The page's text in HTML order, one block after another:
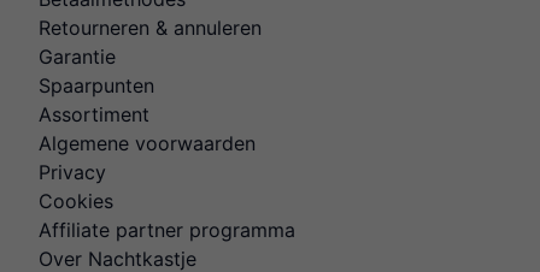
Retourneren & annuleren
Garantie
Spaarpunten
Assortiment
Algemene voorwaarden
Privacy
Cookies
Affiliate partner programma
Over Nachtkastje